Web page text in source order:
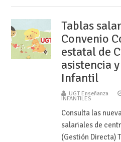
Tablas
Convenio
estatal de
asistencia
Infantil
UGT Enseñanza
INFANTILES
Consulta las
salariales de
(Gestión Directa)